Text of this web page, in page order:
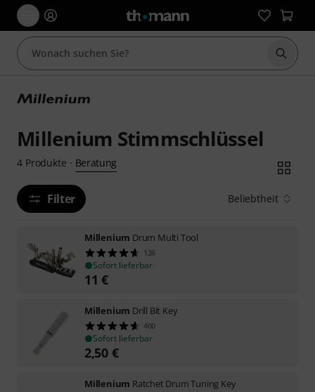
Suche
Millenium Stimmschlüssel
4 Produkte · Beratung
Filter Beliebtheit
Millenium Drum Multi Tool
126
Sofort lieferbar
11 €
Millenium Drill Bit Key
400
Sofort lieferbar
2,50 €
Millenium Ratchet Drum Tuning Key